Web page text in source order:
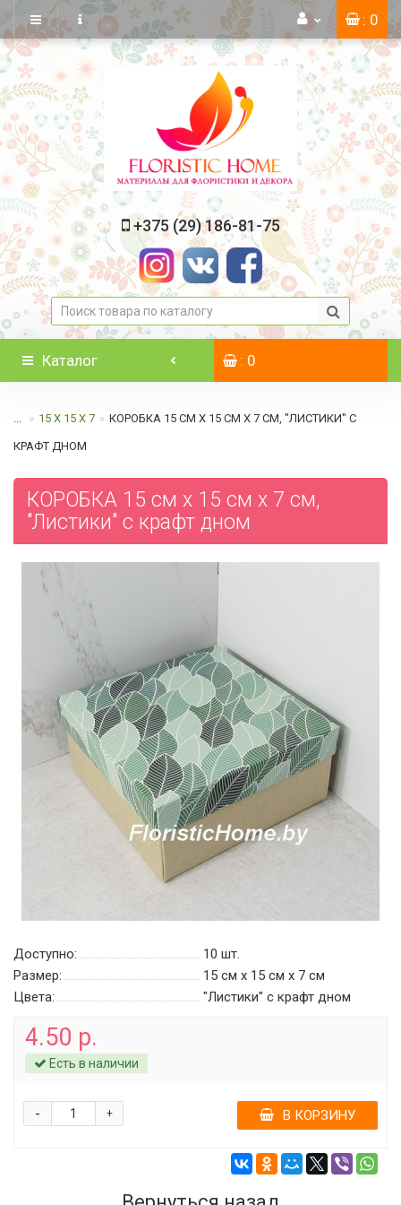
: 0
+375 (29) 186-81-75
Каталог : 0
... 15 Х 15 Х 7 КОРОБКА 15 СМ Х 15 СМ Х 7 СМ, "ЛИСТИКИ" C
КРАФТ ДНОМ
КОРОБКА 15 см х 15 см х 7 см,
"Листики" c крафт дном
Доступно: 10 шт.
Размер:
15 см х 15 см х 7 см
Цвета:
"Листики" c крафт дном
4.50 р.
Есть в наличии
+
- В КОРЗИНУ